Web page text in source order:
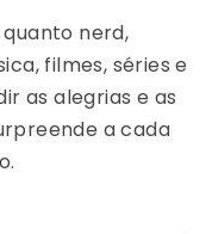
nerd,
filmes, séries e
as alegrias e as
a cada